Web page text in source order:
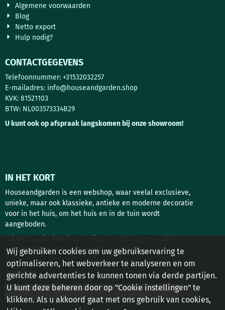
Algemene voorwaarden
Blog
Netto export
Hulp nodig?
CONTACTGEGEVENS
Telefoonnummer: +31532032257
E-mailadres: info@houseandgarden.shop
KVK: 81521103
BTW: NL003573334B29
U kunt ook op afspraak langskomen bij onze showroom!
IN HET KORT
Houseandgarden is een webshop, waar veelal exclusieve,
unieke, maar ook klassieke, antieke en moderne decoratie
voor in het huis, om het huis en in de tuin wordt
aangeboden.
bouwstoffen zijn de belangrijkste rubrieken!
ZOEKEN
Zoeken
Wij gebruiken cookies om uw gebruikservaring te
optimaliseren, het webverkeer te analyseren en om
gerichte advertenties te kunnen tonen via derde partijen.
U kunt deze beheren door op "Cookie instellingen" te
klikken. Als u akkoord gaat met ons gebruik van cookies,